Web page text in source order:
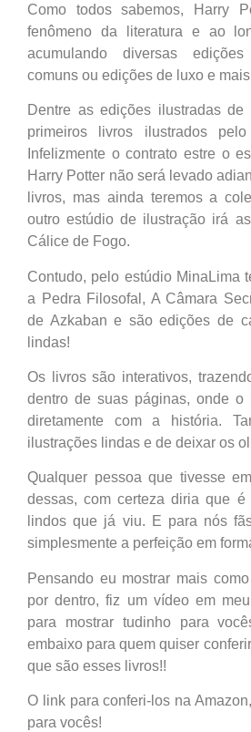
Como todos sabemos, Harry
fenômeno da literatura e ao
acumulando diversas
comuns ou edições de luxo e
Dentre as edições ilustradas
primeiros livros ilustrados
Infelizmente o contrato estre o
Harry Potter não será levado
livros, mas ainda teremos a
outro estúdio de ilustração irá
Cálice de Fogo.
Contudo, pelo estúdio MinaLima
a Pedra Filosofal, A Câmara
de Azkaban e são edições de
lindas!
Os livros são interativos,
dentro de suas páginas, onde o
diretamente com a história.
ilustrações lindas e de deixar os
Qualquer pessoa que tivesse
dessas, com certeza diria que
lindos que já viu. E para nós
simplesmente a perfeição em
Pensando eu mostrar mais
por dentro, fiz um vídeo em
para mostrar tudinho para
embaixo para quem quiser
que são esses livros!!
O link para conferi-los na
para vocês!